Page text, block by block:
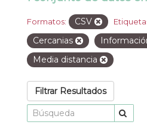
Formatos: CSV
Cercanias
Media distancia
Filtrar Resultados